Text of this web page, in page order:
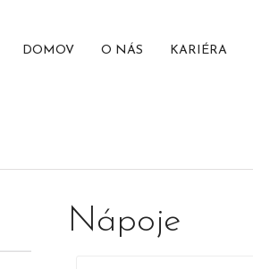
DOMOV O NÁS KARIÉRA
Nápoje